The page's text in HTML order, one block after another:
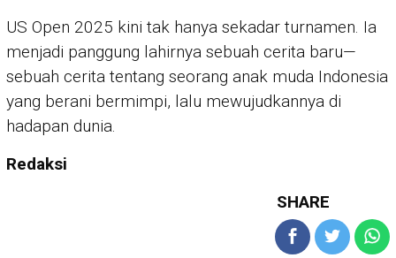
US Open 2025 kini tak hanya sekadar turnamen. Ia
menjadi panggung lahirnya sebuah cerita baru—
sebuah cerita tentang seorang anak muda Indonesia
yang berani bermimpi, lalu mewujudkannya di
hadapan dunia.
Redaksi
SHARE